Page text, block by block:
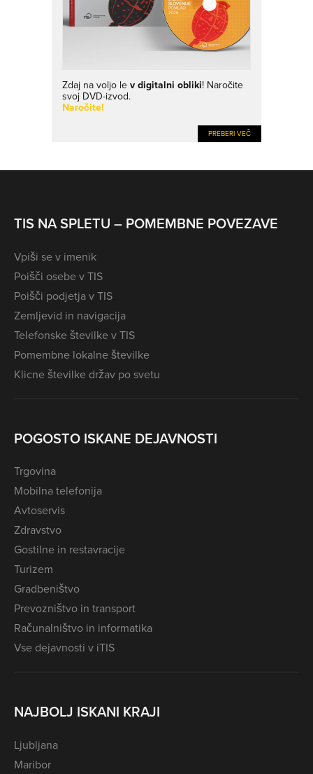
Zdaj na voljo lev digitalni obliki! Naročite
svoj DVD-izvod.
Naročite!
PREBERI VEČ
TIS NA SPLETU – POMEMBNE POVEZAVE
Vpiši se v imenik
Poišči osebe v TIS
Poišči podjetja v TIS
Zemljevid in navigacija
Telefonske številke v TIS
Pomembne lokalne številke
Klicne številke držav po svetu
POGOSTO ISKANE DEJAVNOSTI
Trgovina
Mobilna telefonija
Avtoservis
Zdravstvo
Gostilne in restavracije
Turizem
Gradbeništvo
Prevozništvo in transport
Računalništvo in informatika
Vse dejavnosti v iTIS
NAJBOLJ ISKANI KRAJI
Ljubljana
Maribor